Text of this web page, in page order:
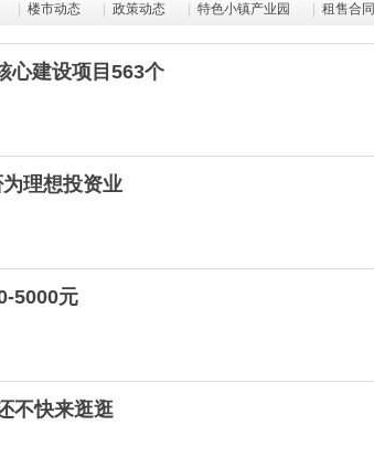
楼市动态 政策动态 特色小镇产业园 租售合同
心建设项目563个
理想投资业
5000元
不快来逛逛